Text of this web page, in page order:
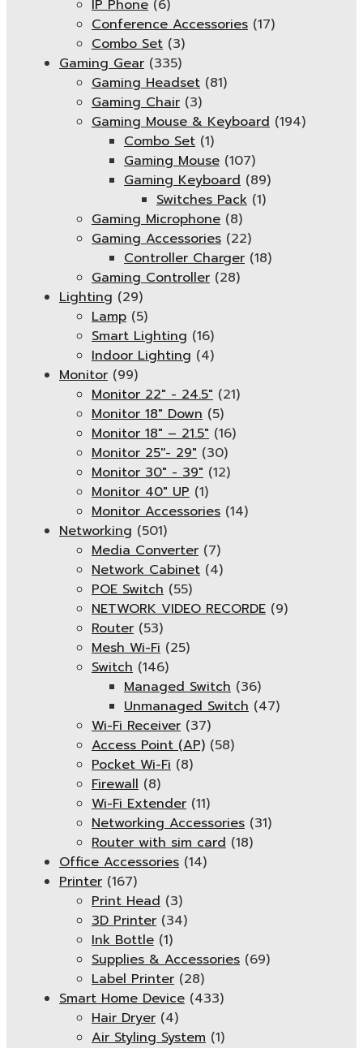
IP Phone (6)
Conference Accessories (17)
Combo Set (3)
Gaming Gear (335)
Gaming Headset (81)
Gaming Chair (3)
Gaming Mouse & Keyboard (194)
Combo Set (1)
Gaming Mouse (107)
Gaming Keyboard (89)
Switches Pack (1)
Gaming Microphone (8)
Gaming Accessories (22)
Controller Charger (18)
Gaming Controller (28)
Lighting (29)
Lamp (5)
Smart Lighting (16)
Indoor Lighting (4)
Monitor (99)
Monitor 22" - 24.5" (21)
Monitor 18" Down (5)
Monitor 18″ – 21.5″ (16)
Monitor 25''- 29" (30)
Monitor 30" - 39" (12)
Monitor 40" UP (1)
Monitor Accessories (14)
Networking (501)
Media Converter (7)
Network Cabinet (4)
POE Switch (55)
NETWORK VIDEO RECORDE (9)
Router (53)
Mesh Wi-Fi (25)
Switch (146)
Managed Switch (36)
Unmanaged Switch (47)
Wi-Fi Receiver (37)
Access Point (AP) (58)
Pocket Wi-Fi (8)
Firewall (8)
Wi-Fi Extender (11)
Networking Accessories (31)
Router with sim card (18)
Office Accessories (14)
Printer (167)
Print Head (3)
3D Printer (34)
Ink Bottle (1)
Supplies & Accessories (69)
Label Printer (28)
Smart Home Device (433)
Hair Dryer (4)
Air Styling System (1)